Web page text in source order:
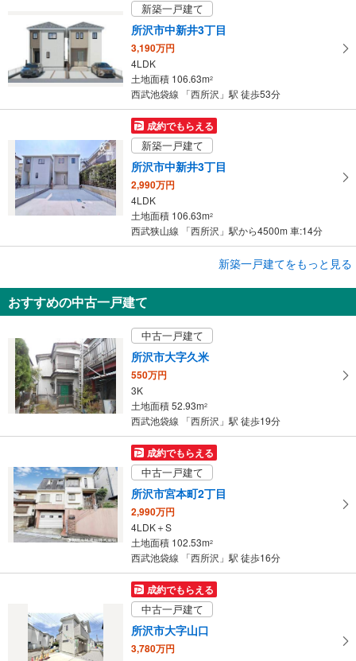
新築一戸建て
所沢市中新井3丁目
3,190万円
4LDK
土地面積 106.63m2
西武池袋線 「西所沢」駅 徒歩53分
成約でもらえる
新築一戸建て
所沢市中新井3丁目
2,990万円
4LDK
土地面積 106.63m2
西武狭山線 「西所沢」駅から4500m 車:14分
所沢市中新井3丁目
4LDK
土地面積 115.68m
西武狭山線 「西所沢」駅から4500m 車:14分
新築一戸建てをもっと見る
おすすめの中古一戸建て
中古一戸建て
所沢市大字久米
550万円
3K
土地面積 52.93m2
西武池袋線 「西所沢」駅 徒歩19分
成約でもらえる
中古一戸建て
所沢市宮本町2丁目
2,990万円
4LDK＋S
土地面積 102.53m2
西武池袋線 「西所沢」駅 徒歩16分
成約でもらえる
中古一戸建て
所沢市大字山口
3,780万円